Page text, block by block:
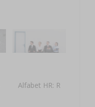
Alfabet HR: R